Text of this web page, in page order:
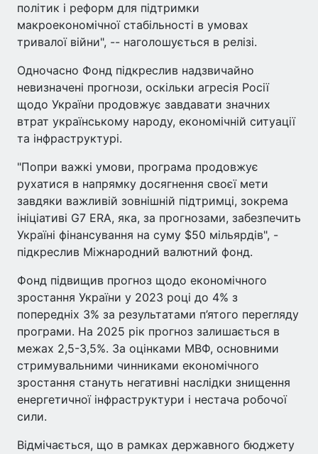
політик і реформ для підтримки
макроекономічної стабільності в умовах
тривалої війни", -- наголошується в релізі.
Одночасно Фонд підкреслив надзвичайно
невизначені прогнози, оскільки агресія Росії
щодо України продовжує завдавати значних
втрат українському народу, економічній ситуації
та інфраструктурі.
"Попри важкі умови, програма продовжує
рухатися в напрямку досягнення своєї мети
завдяки важливій зовнішній підтримці, зокрема
ініціативі G7 ERA, яка, за прогнозами, забезпечить
Україні фінансування на суму $50 мільярдів", -
підкреслив Міжнародний валютний фонд.
Фонд підвищив прогноз щодо економічного
зростання України у 2023 році до 4% з
попередніх 3% за результатами п’ятого перегляду
програми. На 2025 рік прогноз залишається в
межах 2,5-3,5%. За оцінками МВФ, основними
стримувальними чинниками економічного
зростання стануть негативні наслідки знищення
енергетичної інфраструктури і нестача робочої
сили.
Відмічається, що в рамках державного бюджету